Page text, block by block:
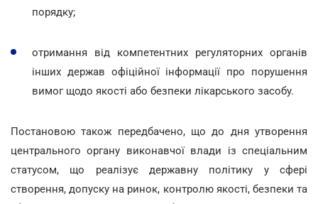
порядку;
отримання від компетентних регуляторних органів
інших держав офіційної інформації про порушення
вимог щодо якості або безпеки лікарського засобу.
Постановою також передбачено, що до дня утворення
центрального органу виконавчої влади із спеціальним
статусом, що реалізує державну політику у сфері
створення, допуску на ринок, контролю якості, безпеки та